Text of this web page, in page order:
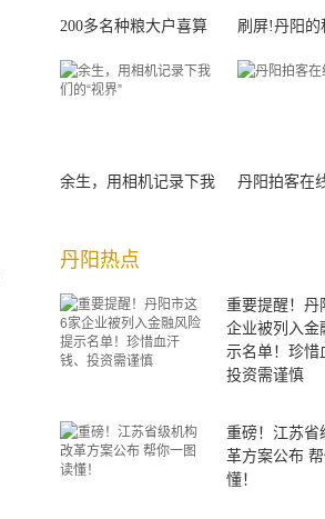
200多名种粮大户喜算 刷屏!丹阳的
余生，用相机记录下我 丹阳拍客在
丹阳热点
重要提醒！丹
企业被列入金
示名单！珍惜
投资需谨慎
重磅！江苏省
革方案公布
懂！